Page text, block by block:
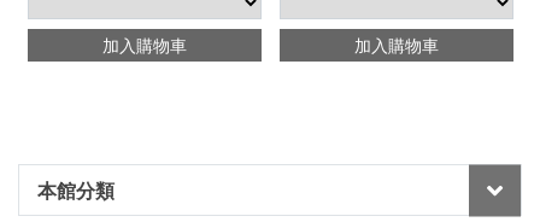
本館分類
加入購物車 加入購物車